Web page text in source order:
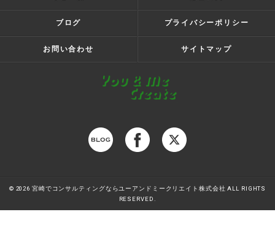
ブログ プライバシーポリシー
お問い合わせ サイトマップ
© 2026 宮崎でコンサルティングならユーアンドミークリエイト株式会社 ALL RIGHTS
RESERVED.